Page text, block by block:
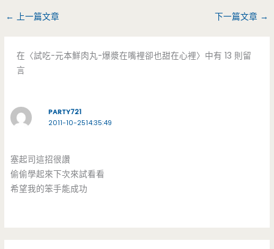
← 上一篇文章 下一篇文章 →
在〈試吃-元本鮮肉丸-爆漿在嘴裡卻也甜在心裡〉中有 13 則留
言
PARTY721
2011-10-2514:35:49
塞起司這招很讚
偷偷學起來下次來試看看
希望我的笨手能成功